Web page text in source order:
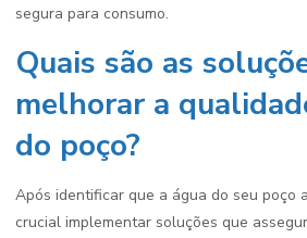
segura para consumo.
Quais são as
melhorar a
do poço?
Após identificar que a água do seu poço
crucial implementar soluções que